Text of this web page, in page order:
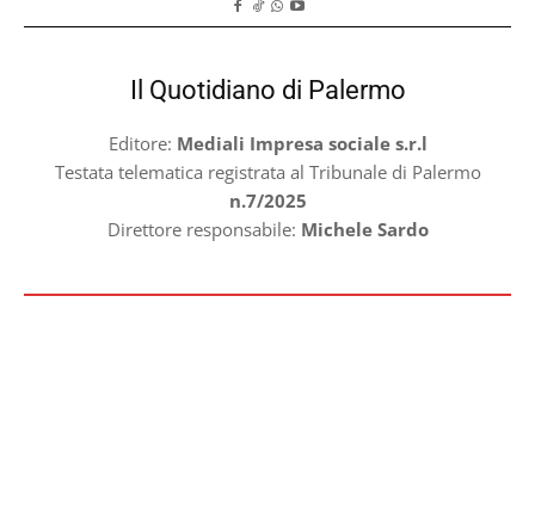
Il Quotidiano di Palermo
Editore: Mediali Impresa sociale s.r.l
Testata telematica registrata al Tribunale di Palermo
n.7/2025
Direttore responsabile: Michele Sardo